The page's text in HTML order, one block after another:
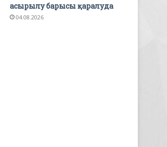
асырылу барысы қаралуда
04.08.2026